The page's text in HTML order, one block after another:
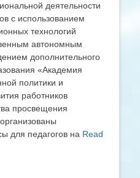
деятельности
с использованием
технологий
автономным
дополнительного
«Академия
политики и
работников
просвещения
для педагогов на Read